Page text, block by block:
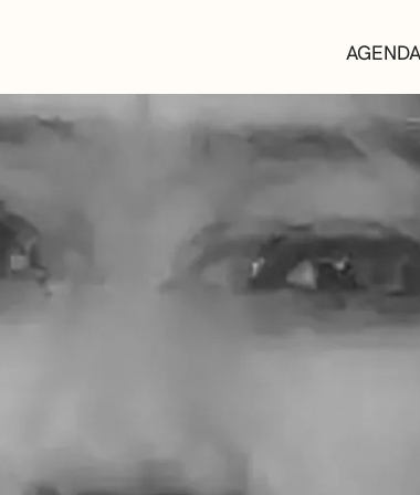
AGENDA
KULTUR